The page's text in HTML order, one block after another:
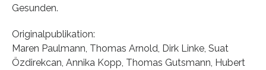
Gesunden.
Originalpublikation:
Maren Paulmann, Thomas Arnold, Dirk Linke, Suat
Özdirekcan, Annika Kopp, Thomas Gutsmann, Hubert